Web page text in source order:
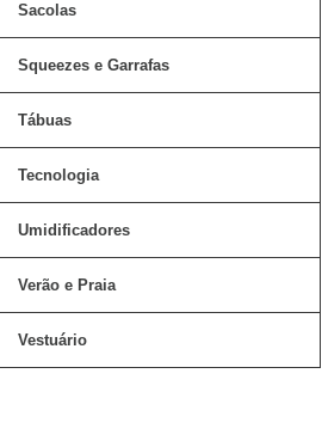
Sacolas
Squeezes e Garrafas
Tábuas
Tecnologia
Umidificadores
Verão e Praia
Vestuário